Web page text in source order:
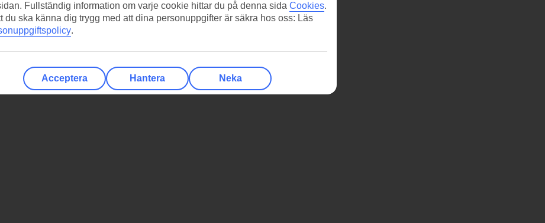
Fullständig information om varje cookie hittar du på denna sida Cookies.
du ska känna dig trygg med att dina personuppgifter är säkra hos oss: Läs
.
Acceptera Hantera Neka